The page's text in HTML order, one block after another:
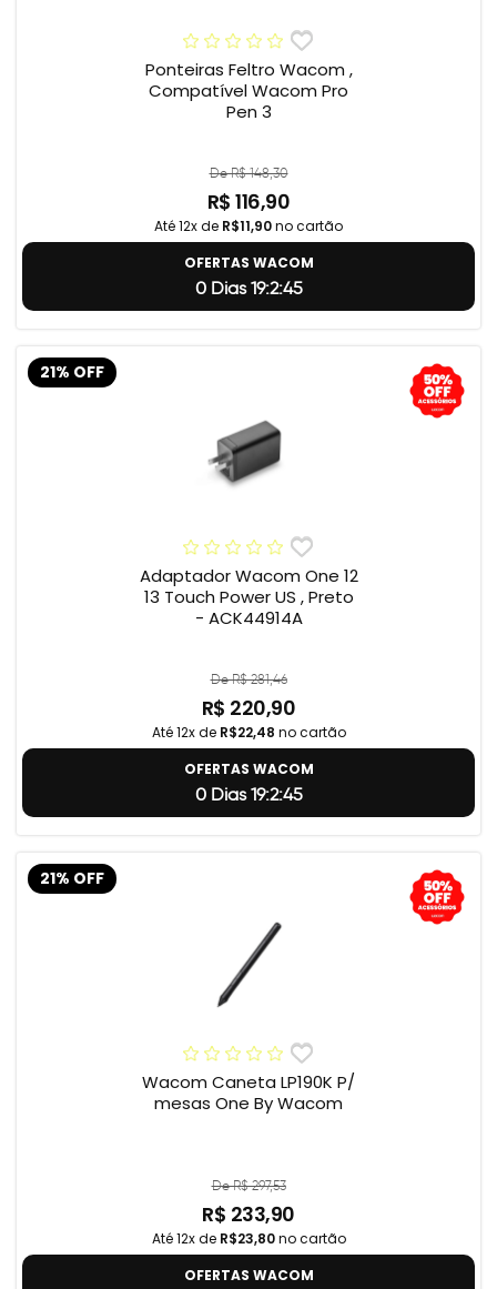
Ponteiras Feltro Wacom ,
Compatível Wacom Pro
Pen 3
De R$ 148,30
R$ 116,90
Até 12x de R$11,90no cartão
OFERTAS WACOM
0 Dias 19:2:44
21% OFF
Adaptador Wacom One 12
13 Touch Power US , Preto
- ACK44914A
De R$ 281,46
R$ 220,90
Até 12x de R$22,48 no cartão
OFERTAS WACOM
0 Dias 19:2:44
21% OFF
Wacom Caneta LP190K P/
mesas One By Wacom
De R$ 297,53
R$ 233,90
Até 12x de R$23,80no cartão
OFERTAS WACOM